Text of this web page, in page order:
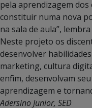
pela aprendizagem
constituir numa nova
na sala de aula”,
Neste projeto os
desenvolver
marketing, cultura
enfim, desenvolvam
aprendizagem e
Adersino Junior, SED